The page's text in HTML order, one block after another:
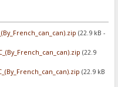
(22.9 kB -
(22.9
(22.9 kB